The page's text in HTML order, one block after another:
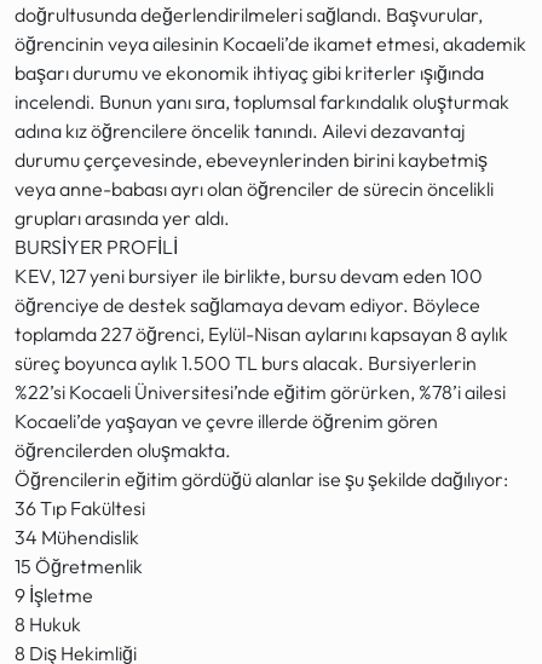
doğrultusunda değerlendirilmeleri sağlandı. Başvurular,
öğrencinin veya ailesinin Kocaeli’de ikamet etmesi, akademik
başarı durumu ve ekonomik ihtiyaç gibi kriterler ışığında
incelendi. Bunun yanı sıra, toplumsal farkındalık oluşturmak
adına kız öğrencilere öncelik tanındı. Ailevi dezavantaj
durumu çerçevesinde, ebeveynlerinden birini kaybetmiş
veya anne-babası ayrı olan öğrenciler de sürecin öncelikli
grupları arasında yer aldı.
BURSİYER PROFİLİ
KEV, 127 yeni bursiyer ile birlikte, bursu devam eden 100
öğrenciye de destek sağlamaya devam ediyor. Böylece
toplamda 227 öğrenci, Eylül-Nisan aylarını kapsayan 8 aylık
süreç boyunca aylık 1.500 TL burs alacak. Bursiyerlerin
%22’si Kocaeli Üniversitesi’nde eğitim görürken, %78’i ailesi
Kocaeli’de yaşayan ve çevre illerde öğrenim gören
öğrencilerden oluşmakta.
Öğrencilerin eğitim gördüğü alanlar ise şu şekilde dağılıyor:
36 Tıp Fakültesi
34 Mühendislik
15 Öğretmenlik
9 İşletme
8 Hukuk
8 Diş Hekimliği